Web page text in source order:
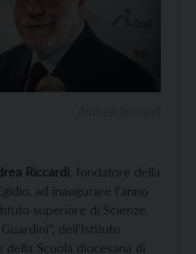
Riccardi , fondatore della
ad inaugurare l’anno
superiore di Scienze
dell’Istituto
Scuola diocesana di